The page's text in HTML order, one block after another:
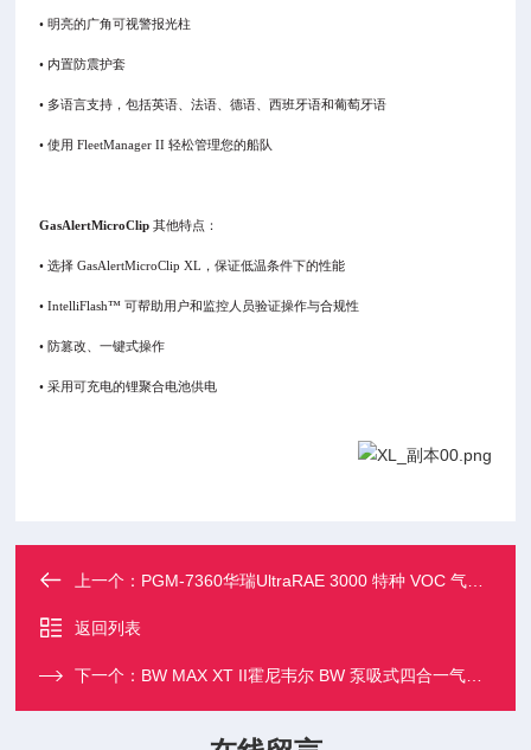
•明亮的广角可视警报光柱
• 内置防震护套
• 多语言支持，包括英语、法语、德语、西班牙语和葡萄牙语
•使用 FleetManager II轻松管理您的船队
GasAlertMicroClip其他特点：
•选择 GasAlertMicroClip XL ，保证低温条件下的性能
• IntelliFlash™可帮助用户和监控人员验证操作与合规性
•防篡改、一键式操作
•采用可充电的锂聚合电池供电
上一个： PGM-7360华瑞UltraRAE 3000 特种 VOC 气体检测仪
返回列表
下一个： BW MAX XT II霍尼韦尔 BW 泵吸式四合一气体检测仪